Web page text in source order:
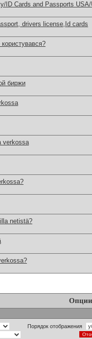
ID Cards and Passports
drivers license,Id cards
биржи
verkossa
netistä?
Опции
Порядок отображения